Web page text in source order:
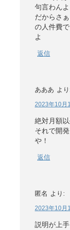
句言わんよ
だからさ
の人件費
よ
返信
あああ よ
2023年10月
絶対月額
それで開
や！
返信
匿名 より:
2023年10月
説明が上